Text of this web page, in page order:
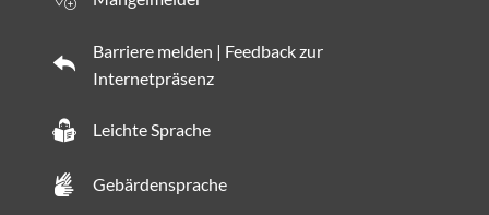
Barriere melden | Feedback zur
Internetpräsenz
Leichte Sprache
Gebärdensprache